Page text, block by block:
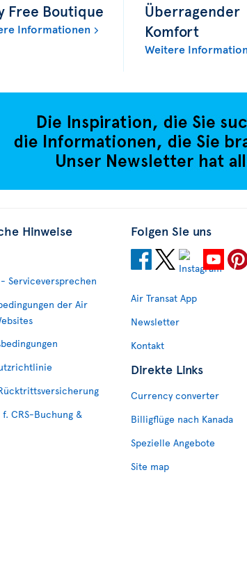
Free Boutique
Informationen
Überragender
Komfort
Weitere
Hinweise
- Serviceversprechen
der Air
CRS-Buchung &
Folgen Sie uns
Air Transat App
Newsletter
Kontakt
Direkte Links
Currency converter
Billigflüge nach Kanada
Spezielle Angebote
Site map